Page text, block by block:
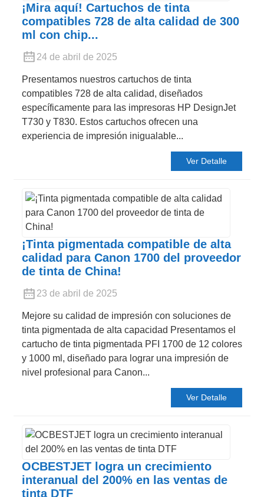
¡Mira aquí! Cartuchos de tinta
compatibles 728 de alta calidad de 300
ml con chip...
24 de abril de 2025
Presentamos nuestros cartuchos de tinta
compatibles 728 de alta calidad, diseñados
específicamente para las impresoras HP DesignJet
T730 y T830. Estos cartuchos ofrecen una
experiencia de impresión inigualable...
Ver Detalle
¡Tinta pigmentada compatible de alta
calidad para Canon 1700 del proveedor
de tinta de China!
23 de abril de 2025
Mejore su calidad de impresión con soluciones de
tinta pigmentada de alta capacidad Presentamos el
cartucho de tinta pigmentada PFI 1700 de 12 colores
y 1000 ml, diseñado para lograr una impresión de
nivel profesional para Canon...
Ver Detalle
OCBESTJET logra un crecimiento
interanual del 200% en las ventas de
tinta DTF